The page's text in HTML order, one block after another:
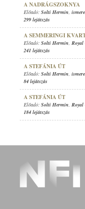
A NADRÁGSZOKNYA
Előadó: Solti Hermin,
299 lejátszás
A SEMMERINGI
Előadó: Solti Hermin, Royal
241 lejátszás
A STEFÁNIA ÚT
Előadó: Solti Hermin,
84 lejátszás
A STEFÁNIA ÚT
Előadó: Solti Hermin, Royal
184 lejátszás